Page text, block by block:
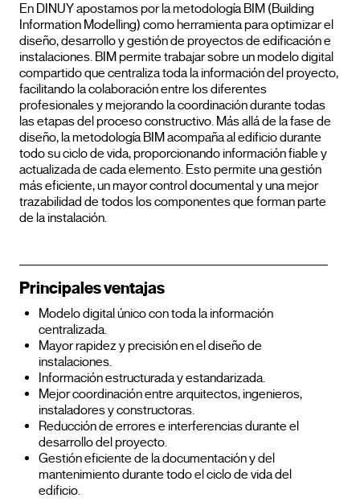
En DINUY apostamos por la metodología BIM (Building
Information Modelling) como herramienta para optimizar el
diseño, desarrollo y gestión de proyectos de edificación e
instalaciones. BIM permite trabajar sobre un modelo digital
compartido que centraliza toda la información del proyecto,
facilitando la colaboración entre los diferentes
profesionales y mejorando la coordinación durante todas
las etapas del proceso constructivo. Más allá de la fase de
diseño, la metodología BIM acompaña al edificio durante
todo su ciclo de vida, proporcionando información fiable y
actualizada de cada elemento. Esto permite una gestión
más eficiente, un mayor control documental y una mejor
trazabilidad de todos los componentes que forman parte
de la instalación.
Principales ventajas
Modelo digital único con toda la información
centralizada.
Mayor rapidez y precisión en el diseño de
instalaciones.
Información estructurada y estandarizada.
Mejor coordinación entre arquitectos, ingenieros,
instaladores y constructoras.
Reducción de errores e interferencias durante el
desarrollo del proyecto.
Gestión eficiente de la documentación y del
mantenimiento durante todo el ciclo de vida del
edificio.